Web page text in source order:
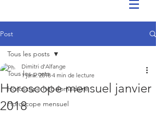
Post
Tous les posts
Horoscope hebdomadaire
Horoscope mensuel
Tous les posts
Horoscope mensuel janvier
2018
Dimitri d'Alfange
1 janv. 2018 4 min de lecture